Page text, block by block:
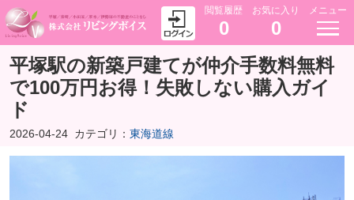
閲覧履歴
0
お気に入り
0
メニュー
平塚駅の新築戸建てが仲介手数料無料
で100万円お得！失敗しない購入ガイ
ド
2026-04-24 カテゴリ： 東海道線